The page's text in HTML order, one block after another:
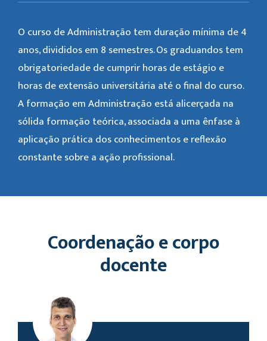
O curso de Administração tem duração mínima de 4
anos, divididos em 8 semestres. Os graduandos tem
obrigatoriedade de cumprir horas de estágio e
horas de extensão universitária até o final do curso.
A formação em Administração está alicerçada na
sólida formação teórica, associada a uma ênfase à
aplicação prática dos conhecimentos e reflexão
constante sobre a ação profissional.
Coordenação e corpo
docente